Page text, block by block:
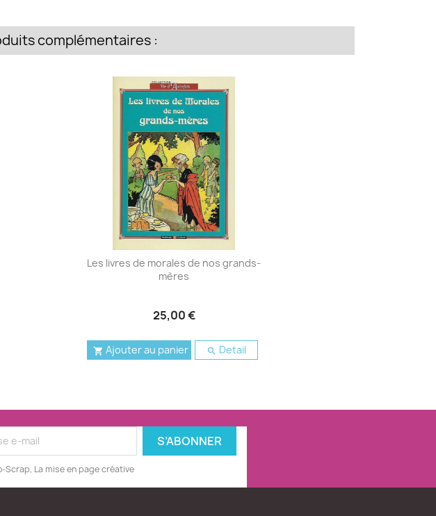
complémentaires :
Les livres de morales de nos grands-
mères
25,00 €
 Ajouter au panier  Detail
Scrap, La mise en page créative